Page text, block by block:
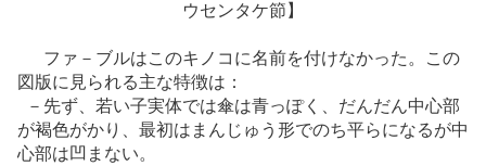
ウセンタケ節】
ファ－ブルはこのキノコに名前を付けなかった。この
図版に見られる主な特徴は：
－先ず、若い子実体では傘は青っぽく、だんだん中心部
が褐色がかり、最初はまんじゅう形でのち平らになるが中
心部は凹まない。